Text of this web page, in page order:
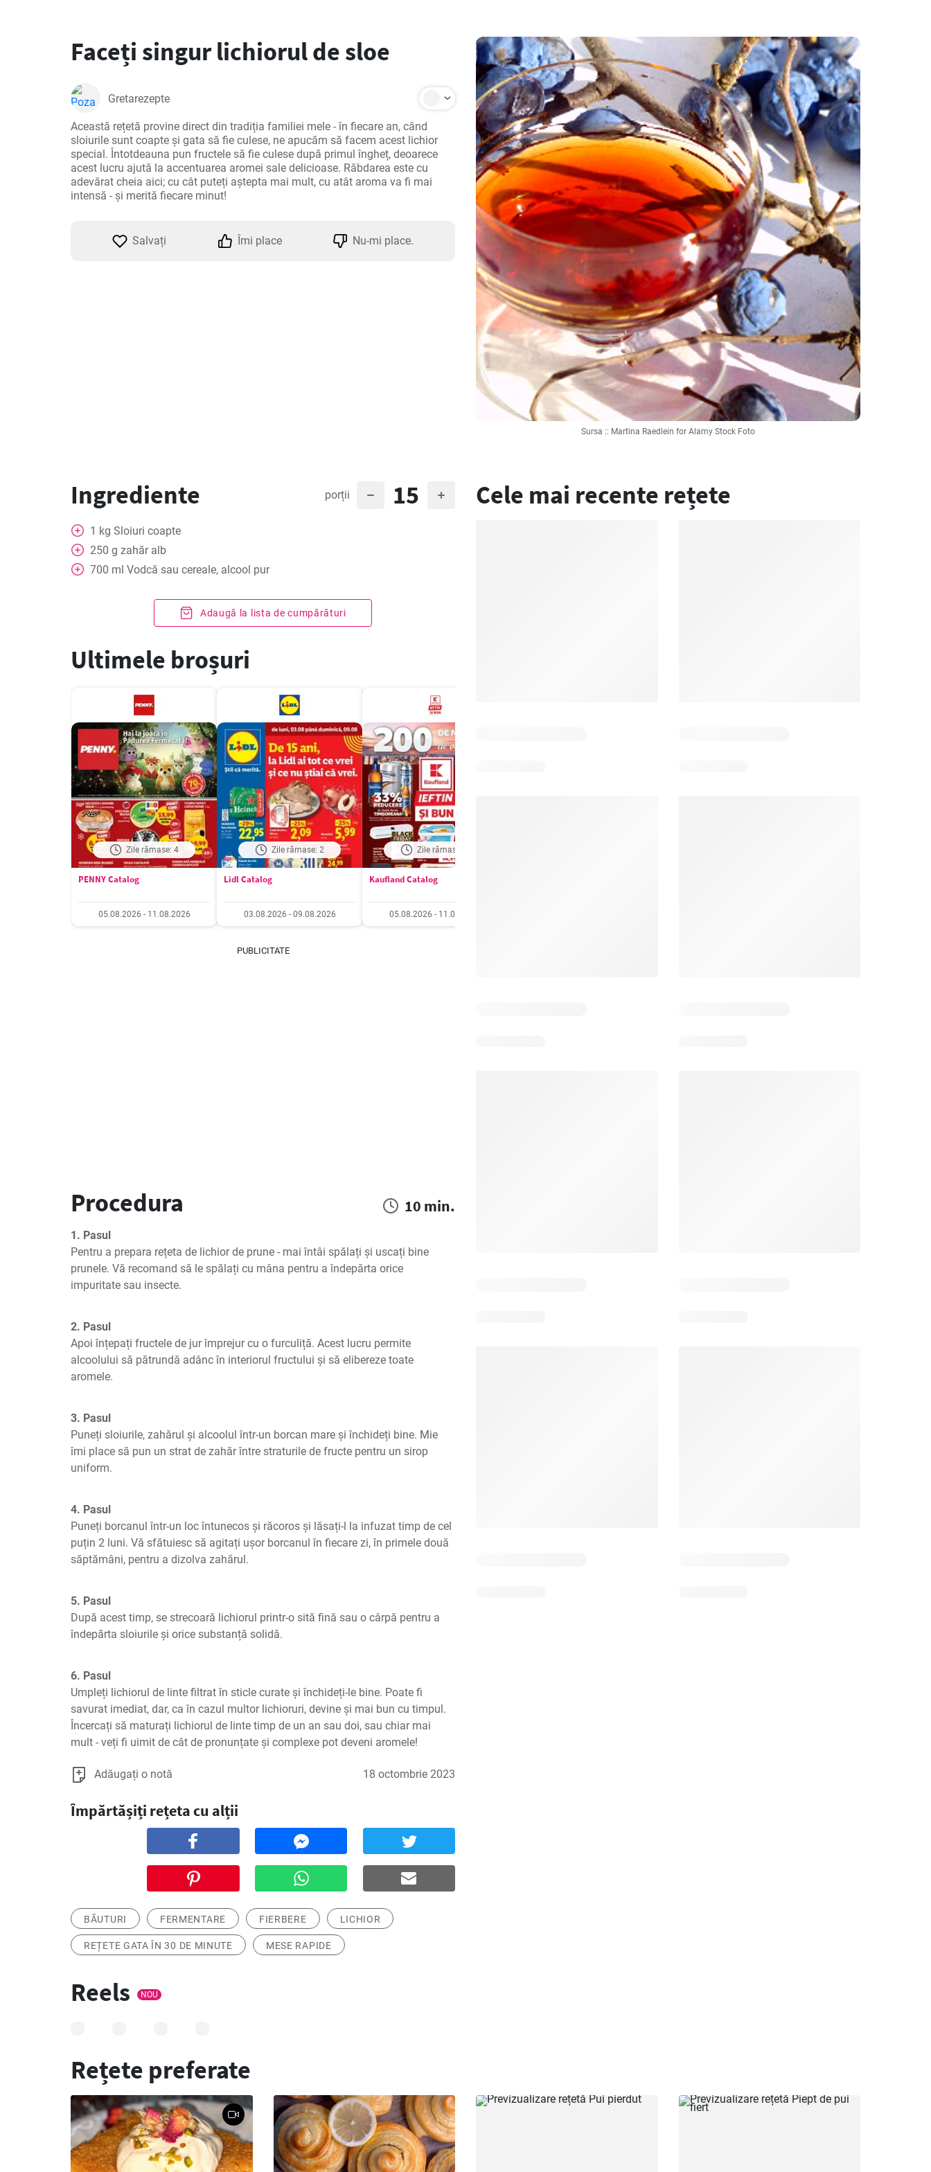
Sursa :: Martina Raedlein for Alamy Stock Foto
Faceți singur lichiorul de sloe
Gretarezepte
Această rețetă provine direct din tradiția familiei mele - în fiecare an, când
sloiurile sunt coapte și gata să fie culese, ne apucăm să facem acest lichior
special. Întotdeauna pun fructele să fie culese după primul îngheț, deoarece
acest lucru ajută la accentuarea aromei sale delicioase. Răbdarea este cu
adevărat cheia aici; cu cât puteți aștepta mai mult, cu atât aroma va fi mai
intensă - și merită fiecare minut!
Salvați Îmi place Nu-mi place.
Ingrediente porții 15
1 kg Sloiuri coapte
250 g zahăr alb
700 ml Vodcă sau cereale, alcool pur
Adaugă la lista de cumpărături
Ultimele broșuri
Zile rămase: 4
PENNY Catalog
05.08.2026 - 11.08.2026
Zile rămase: 2
Lidl Catalog
03.08.2026 - 09.08.2026
Zile rămase: 4
Kaufland Catalog
05.08.2026 - 11.08.2026
PUBLICITATE
Procedura 10 min.
1. Pasul
Pentru a prepara rețeta de lichior de prune - mai întâi spălați și uscați bine
prunele. Vă recomand să le spălați cu mâna pentru a îndepărta orice
impuritate sau insecte.
2. Pasul
Apoi înțepați fructele de jur împrejur cu o furculiță. Acest lucru permite
alcoolului să pătrundă adânc în interiorul fructului și să elibereze toate
aromele.
3. Pasul
Puneți sloiurile, zahărul și alcoolul într-un borcan mare și închideți bine. Mie
îmi place să pun un strat de zahăr între straturile de fructe pentru un sirop
uniform.
4. Pasul
Puneți borcanul într-un loc întunecos și răcoros și lăsați-l la infuzat timp de cel
puțin 2 luni. Vă sfătuiesc să agitați ușor borcanul în fiecare zi, în primele două
săptămâni, pentru a dizolva zahărul.
5. Pasul
După acest timp, se strecoară lichiorul printr-o sită fină sau o cârpă pentru a
îndepărta sloiurile și orice substanță solidă.
6. Pasul
Umpleți lichiorul de linte filtrat în sticle curate și închideți-le bine. Poate fi
savurat imediat, dar, ca în cazul multor lichioruri, devine și mai bun cu timpul.
Încercați să maturați lichiorul de linte timp de un an sau doi, sau chiar mai
mult - veți fi uimit de cât de pronunțate și complexe pot deveni aromele!
Adăugați o notă 18 octombrie 2023
Împărtășiți rețeta cu alții
BĂUTURI FERMENTARE FIERBERE LICHIOR
REȚETE GATA ÎN 30 DE MINUTE MESE RAPIDE
Cele mai recente rețete
Reels NOU
Rețete preferate